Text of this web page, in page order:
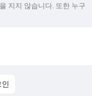
지지 않습니다. 또한 누구